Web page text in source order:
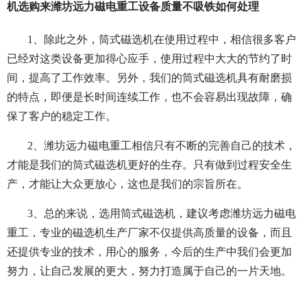
机选购来潍坊远力磁电重工设备质量不吸铁如何处理
1、除此之外，筒式磁选机在使用过程中，相信很多客户
已经对这类设备更加得心应手，使用过程中大大的节约了时
间，提高了工作效率。另外，我们的筒式磁选机具有耐磨损
的特点，即便是长时间连续工作，也不会容易出现故障，确
保了客户的稳定工作。
2、潍坊远力磁电重工相信只有不断的完善自己的技术，
才能是我们的筒式磁选机更好的生存。只有做到过程安全生
产，才能让大众更放心，这也是我们的宗旨所在。
3、总的来说，选用筒式磁选机，建议考虑潍坊远力磁电
重工，专业的磁选机生产厂家不仅提供高质量的设备，而且
还提供专业的技术，用心的服务，今后的生产中我们会更加
努力，让自己发展的更大，努力打造属于自己的一片天地。